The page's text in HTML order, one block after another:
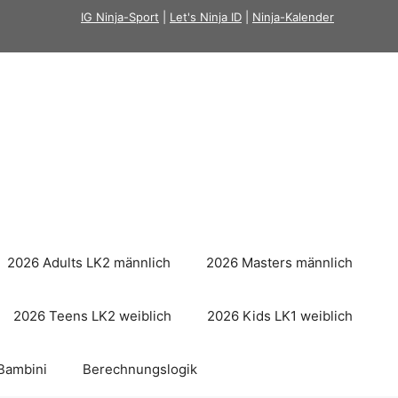
IG Ninja-Sport Let's Ninja ID Ninja-Kalender
2026 Adults LK2 männlich 2026 Masters männlich
2026 Teens LK2 weiblich 2026 Kids LK1 weiblich
Berechnungslogik